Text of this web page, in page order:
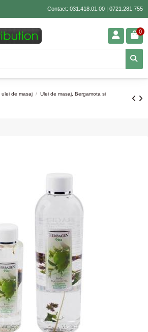
Contact: 031.418.01.00| 0721.281.755
0
ulei de masaj
Ulei de masaj, Bergamota si